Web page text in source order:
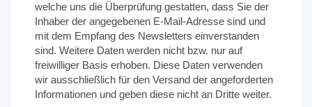
welche uns die Überprüfung gestatten, dass Sie der
Inhaber der angegebenen E-Mail-Adresse sind und
mit dem Empfang des Newsletters einverstanden
sind. Weitere Daten werden nicht bzw. nur auf
freiwilliger Basis erhoben. Diese Daten verwenden
wir ausschließlich für den Versand der angeforderten
Informationen und geben diese nicht an Dritte weiter.